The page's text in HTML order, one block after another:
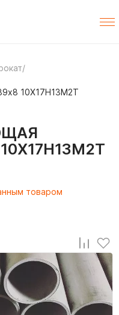
/
10Х17Н13М2Т
товаром